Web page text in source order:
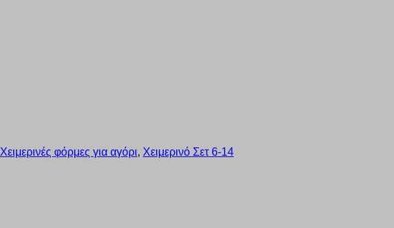
Χειμερινές φόρμες για αγόρι, Χειμερινό Σετ 6-14